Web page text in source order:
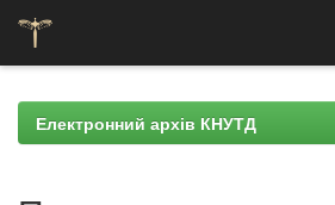
navigationЕлектронний архів КНУТД